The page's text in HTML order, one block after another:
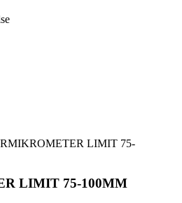
LIMIT 75-100MM